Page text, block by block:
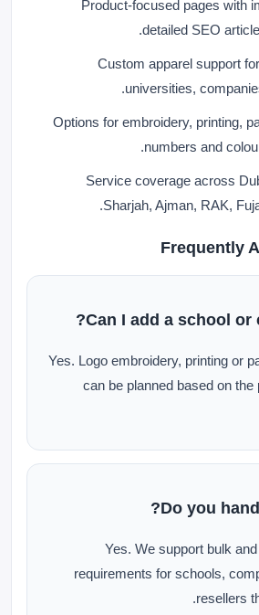
Product-focused pages with
detailed SEO
Custom apparel support
universities,
Options for embroidery, printing,
numbers and
Service coverage across
Sharjah, Ajman, RAK,
Frequently
Can I add a school or
Yes. Logo embroidery, printing or
can be planned based on
Do you
Yes. We support bulk
requirements for schools,
resellers